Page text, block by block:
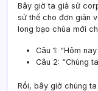
Bây giờ ta giả sử
sử thế cho đơn giản
long bạo chúa mới
Câu 1: “Hôm
Câu 2: “Chúng
Rồi, bây giờ chúng